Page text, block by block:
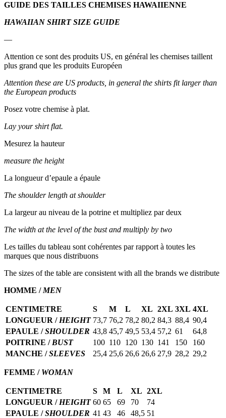
GUIDE DES TAILLES CHEMISES HAWAIIENNE
HAWAIIAN SHIRT SIZE GUIDE
—
Attention ce sont des produits US, en général les chemises taillent
plus grand que les produits Européen
Attention these are US products, in general the shirts fit larger than
the European products
Posez votre chemise à plat.
Lay your shirt flat.
Mesurez la hauteur
measure the height
La longueur d’epaule a épaule
The shoulder length at shoulder
La largeur au niveau de la potrine et multipliez par deux
The width at the level of the bust and multiply by two
Les tailles du tableau sont cohérentes par rapport à toutes les
marques que nous distribuons
The sizes of the table are consistent with all the brands we distribute
HOMME /MEN
CENTIMETRE S M L XL 2XL 3XL 4XL
LONGUEUR / HEIGHT 73,7 76,2 78,2 80,2 84,3 88,4 90,4
EPAULE /SHOULDER 43,8 45,7 49,5 53,4 57,2 61
64,8
POITRINE / BUST 100 110 120 130 141 150
160
MANCHE /SLEEVES 25,4 25,6 26,6 26,6 27,9 28,2 29,2
FEMME / WOMAN
CENTIMETRE S M L XL 2XL
LONGUEUR / HEIGHT 60 65 69 70
74
EPAULE /SHOULDER 41 43 46 48,5 51